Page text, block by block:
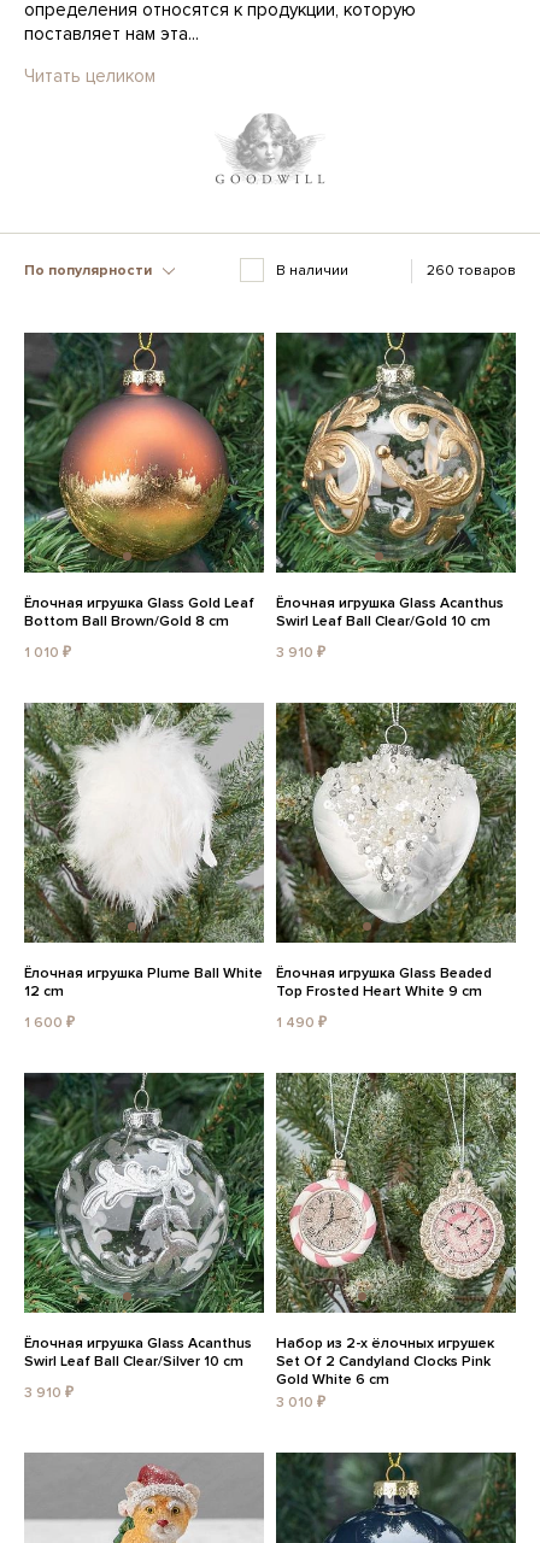
определения относятся к продукции, которую
поставляет нам эта...
Читать целиком
По популярности В наличии 260 товаров
Ёлочная игрушка Glass Gold Leaf
Bottom Ball Brown/Gold 8 cm
1 010 ₽
Ёлочная игрушка Glass Acanthus
Swirl Leaf Ball Clear/Gold 10 cm
3 910 ₽
Ёлочная игрушка Plume Ball White
12 cm
1 600 ₽
Ёлочная игрушка Glass Beaded
Top Frosted Heart White 9 cm
1 490 ₽
Ёлочная игрушка Glass Acanthus
Swirl Leaf Ball Clear/Silver 10 cm
3 910 ₽
Набор из 2-х ёлочных игрушек
Set Of 2 Candyland Clocks Pink
Gold White 6 cm
3 010 ₽